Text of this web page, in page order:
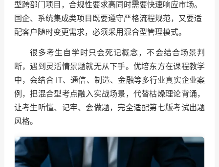
型跨部门项目，合规性要求高同时需要快速响应市场。
国企、系统集成类项目既要遵守严格流程规范，又要适
配客户随时变更需求，必须采用混合型管理模式。
很多考生自学时只会死记概念，不会结合场景判
断，遇到灵活情景题就无从下手。优培东方在课程教学
中，会结合 IT、通信、制造、金融等多行业真实企业案
例，把混合型考点融入实战场景，代替枯燥理论背诵，
让考生听懂、记牢、会做题，完全适配第七版考试出题
风格。